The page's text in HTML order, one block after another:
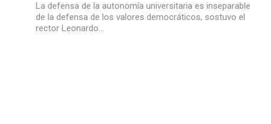
La defensa de la autonomía universitaria es inseparable
de la defensa de los valores democráticos, sostuvo el
rector Leonardo…